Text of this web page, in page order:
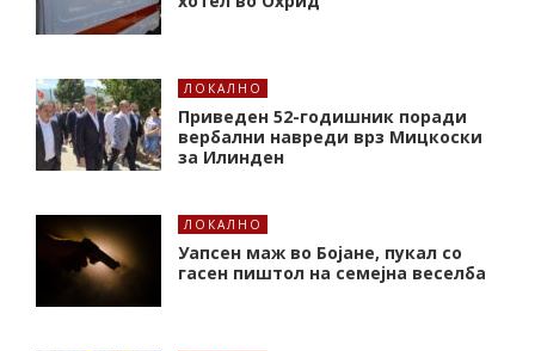
ЛОКАЛНО
Приведен 52-годишник поради
вербални навреди врз Мицкоски
за Илинден
ЛОКАЛНО
Уапсен маж во Бојане, пукал со
гасен пиштол на семејна веселба